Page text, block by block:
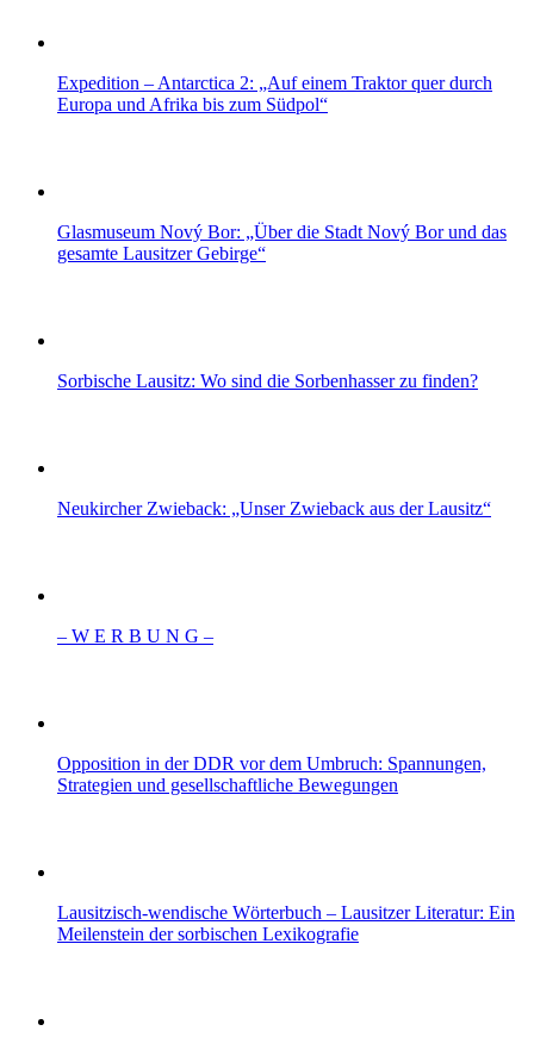
Expedition – Antarctica 2: „Auf einem Traktor quer durch
Europa und Afrika bis zum Südpol“
Glasmuseum Nový Bor: „Über die Stadt Nový Bor und das
gesamte Lausitzer Gebirge“
Sorbische Lausitz: Wo sind die Sorbenhasser zu finden?
Neukircher Zwieback: „Unser Zwieback aus der Lausitz“
– W Ε R Β U Ν G –
Opposition in der DDR vor dem Umbruch: Spannungen,
Strategien und gesellschaftliche Bewegungen
Lausitzisch‑wendische Wörterbuch – Lausitzer Literatur: Ein
Meilenstein der sorbischen Lexikografie